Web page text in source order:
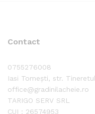
Contact
0755276008
Iasi Tomești, str.
office@gradinilacheie.ro
TARIGO SERV SRL
CUI : 26574953